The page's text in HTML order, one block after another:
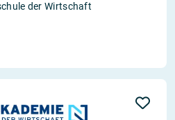
der Wirtschaft